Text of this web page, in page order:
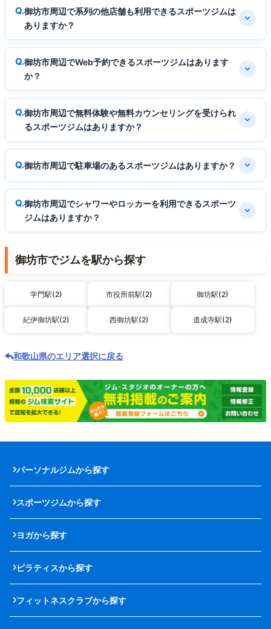
御坊市周辺で系列の他店舗も利用できるスポーツジムは
ありますか？
御坊市周辺でWeb予約できるスポーツジムはあります
か？
御坊市周辺で無料体験や無料カウンセリングを受けられ
るスポーツジムはありますか？
御坊市周辺で駐車場のあるスポーツジムはありますか？
御坊市周辺でシャワーやロッカーを利用できるスポーツ
ジムはありますか？
御坊市でジムを駅から探す
学門駅(2) 市役所前駅(2) 御坊駅(2)
紀伊御坊駅(2) 西御坊駅(2) 道成寺駅(2)
和歌山県のエリア選択に戻る
パーソナルジムから探す
スポーツジムから探す
ヨガから探す
ピラティスから探す
フィットネスクラブから探す